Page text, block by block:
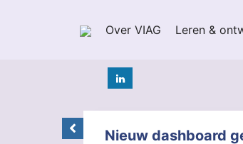
Over VIAG Leren &
Nieuw dashboard